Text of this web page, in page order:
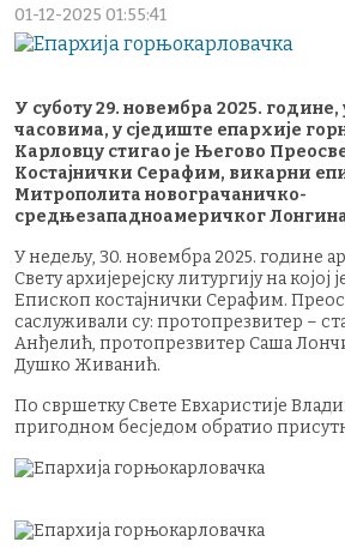
01-12-2025 01:55:41
У суботу 29. новембра 2025.
часовима, у сједиште епархије
Карловцу стигао је Његово
Костајнички Серафим, викарни
Митрополита новограчаничко-
средњезападноамеричког
У недељу, 30. новембра 2025. године
Свету архијерејску литургију на којој
Епископ костајнички Серафим.
саслуживали су: протопрезвитер –
Анђелић, протопрезвитер Саша
Душко Живанић.
По свршетку Свете Евхаристије
пригодном бесједом обратио